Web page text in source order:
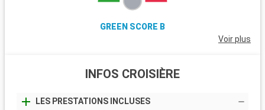
GREEN SCORE B
Voir plus
INFOS CROISIÈRE
LES PRESTATIONS INCLUSES